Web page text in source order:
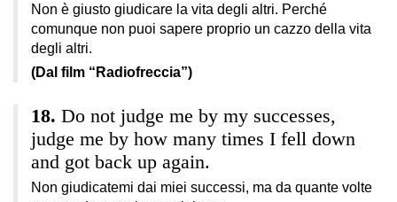
Non è giusto giudicare la vita degli altri. Perché
comunque non puoi sapere proprio un cazzo della vita
degli altri.
(Dal film “Radiofreccia”)
Do not judge me by my successes,
judge me by how many times I fell down
and got back up again.
Non giudicatemi dai miei successi, ma da quante volte